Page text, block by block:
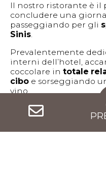
Il nostro ristorante è il
concludere una
passeggiando per gli
Sinis.
Prevalentemente
interni dell’hotel,
coccolare in totale
cibo e sorseggiando
vino.